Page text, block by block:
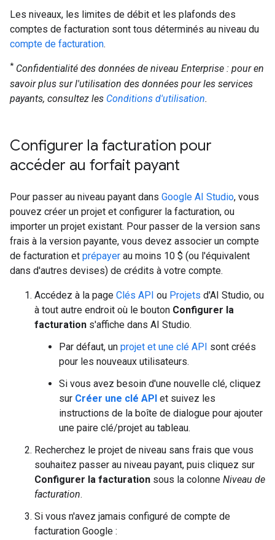
Les niveaux, les limites de débit et les plafonds des
comptes de facturation sont tous déterminés au niveau du
compte de facturation.
* Confidentialité des données de niveau Enterprise : pour en
savoir plus sur l'utilisation des données pour les services
payants, consultez les Conditions d'utilisation.
Configurer la facturation pour
accéder au forfait payant
Pour passer au niveau payant dans Google AI Studio, vous
pouvez créer un projet et configurer la facturation, ou
importer un projet existant. Pour passer de la version sans
frais à la version payante, vous devez associer un compte
de facturation et prépayer au moins 10 $ (ou l'équivalent
dans d'autres devises) de crédits à votre compte.
Accédez à la page Clés API ou Projets d'AI Studio, ou
à tout autre endroit où le bouton Configurer la
facturation s'affiche dans AI Studio.
Par défaut, un projet et une clé API sont créés
pour les nouveaux utilisateurs.
Si vous avez besoin d'une nouvelle clé, cliquez
sur Créer une clé API et suivez les
instructions de la boîte de dialogue pour ajouter
une paire clé/projet au tableau.
Recherchez le projet de niveau sans frais que vous
souhaitez passer au niveau payant, puis cliquez sur
Configurer la facturation sous la colonne Niveau de
facturation.
Si vous n'avez jamais configuré de compte de
facturation Google :